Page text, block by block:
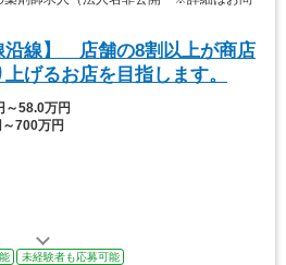
沿線】 店舗の8割以上が商店
げるお店を目指します。
～58.0万円
～700万円
未経験者も応募可能